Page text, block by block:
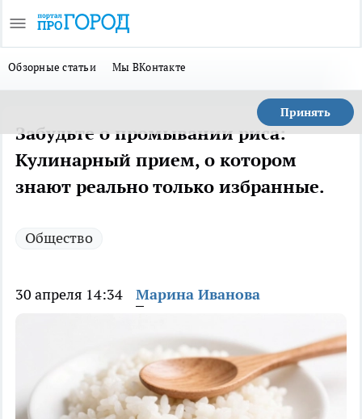
Обзорные статьи Мы ВКонтакте
Принять
Забудьте о промывании риса:
Кулинарный прием, о котором
знают реально только избранные.
Общество
30 апреля 14:34 Марина Иванова